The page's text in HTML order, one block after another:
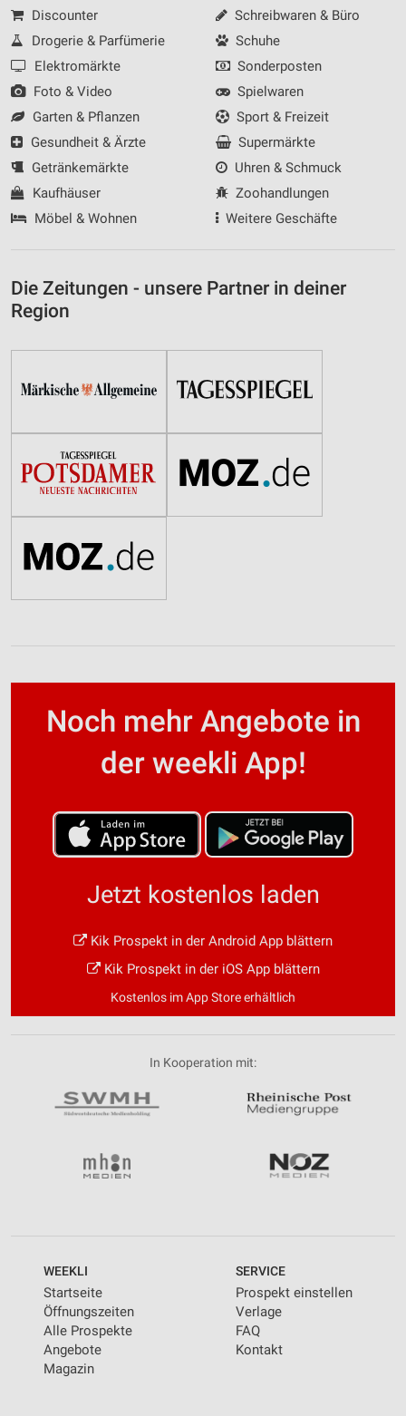
Discounter
Drogerie & Parfümerie
Elektromärkte
Foto & Video
Garten & Pflanzen
Gesundheit & Ärzte
Getränkemärkte
Kaufhäuser
Möbel & Wohnen
Schreibwaren & Büro
Schuhe
Sonderposten
Spielwaren
Sport & Freizeit
Supermärkte
Uhren & Schmuck
Zoohandlungen
Weitere Geschäfte
Die Zeitungen - unsere Partner in deiner
Region
Noch mehr Angebote in
der weekli App!
Jetzt kostenlos laden
Kik Prospekt in der Android App blättern
Kik Prospekt in der iOS App blättern
Kostenlos im App Store erhältlich
In Kooperation mit:
WEEKLI
Startseite
Öffnungszeiten
Alle Prospekte
Angebote
Magazin
SERVICE
Prospekt einstellen
Verlage
FAQ
Kontakt